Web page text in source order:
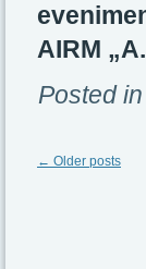
AIRM
Posted in
← Older posts